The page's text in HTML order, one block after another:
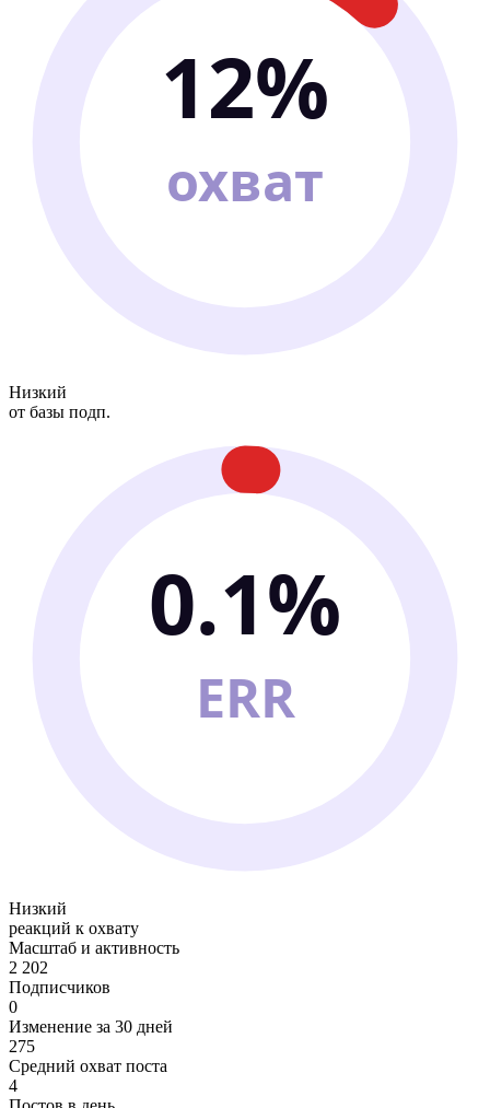
12%
охват
Низкий
от базы подп.
0.1%
ERR
Низкий
реакций к охвату
Масштаб и активность
2 202
Подписчиков
0
Изменение за 30 дней
275
Средний охват поста
4